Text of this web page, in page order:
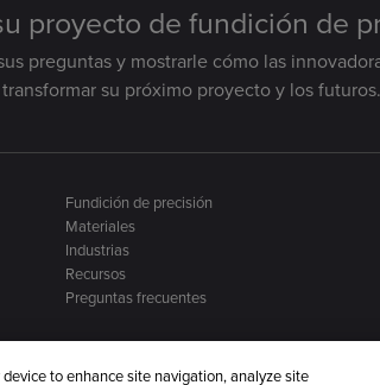
proyecto de fundición de
preguntas y mostrarle cómo las
su próximo proyecto y los futuros.
Fundición de precisión
Materiales
Industrias
Recursos
Preguntas frecuentes
to enhance site navigation, analyze site